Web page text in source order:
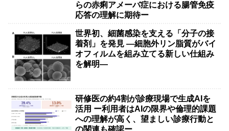
らの赤痢アメーバ症における腸管免疫
応答の理解に期待ー
世界初、細菌感染を支える「分子の接
着剤」を発見 ―細胞外リン脂質がバイ
オフィルムを組み立てる新しい仕組み
を解明―
研修医の約4割が診療現場で生成AIを
活用 ー利用者はAIの限界や倫理的課題
への理解が高く、望ましい診療行動と
の関連も確認ー